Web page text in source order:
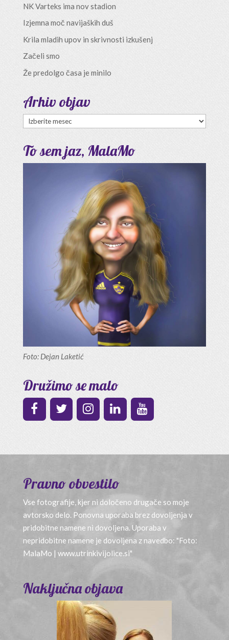
NK Varteks ima nov stadion
Izjemna moč navijaških duš
Krila mladih upov in skrivnosti izkušenj
Začeli smo
Že predolgo časa je minilo
Arhiv objav
Arhiv
To sem jaz, MalaMo
Foto: Dejan Laketić
Družimo se malo
Pravno obvestilo
Vse fotografije, kjer ni določeno drugače so moje
avtorsko delo. Ponovna uporaba brez dovoljenja v
pridobitne namene ni dovoljena. Uporaba v
nepridobitne namene je dovoljena z navedbo: "Foto:
MalaMo | www.utrinkivijolice.si"
Naključna objava